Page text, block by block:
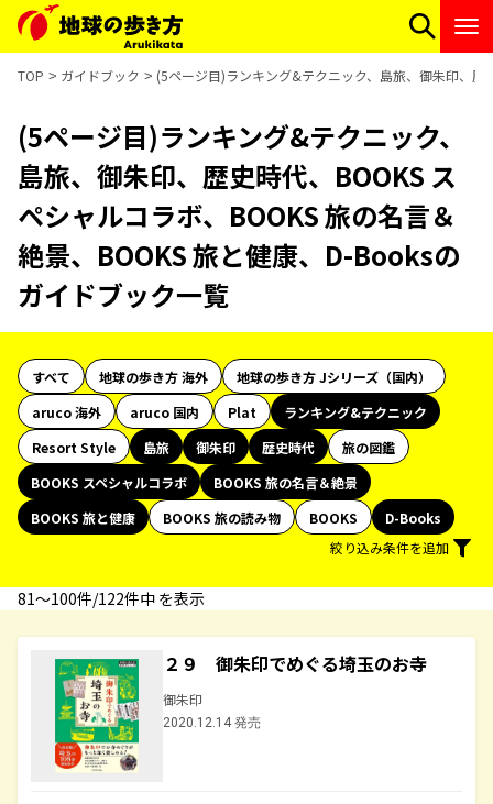
TOP ガイドブック (5ページ目)ランキング&テクニック、島旅、御朱印、
(5ページ目)ランキング&テクニック、
島旅、御朱印、歴史時代、BOOKS ス
ペシャルコラボ、BOOKS 旅の名言＆
絶景、BOOKS 旅と健康、D-Booksの
ガイドブック一覧
すべて 地球の歩き方 海外
地球の歩き方 Jシリーズ（国内）
aruco 海外
aruco 国内 Plat
ランキング&テクニック
Resort Style
島旅 御朱印 歴史時代
旅の図鑑
BOOKS スペシャルコラボ
BOOKS 旅の名言＆絶景
BOOKS 旅と健康
BOOKS 旅の読み物 BOOKS
D-Books
絞り込み条件を追加
81〜100件/122件中 を表示
２９ 御朱印でめぐる埼玉のお寺
御朱印
2020.12.14 発売